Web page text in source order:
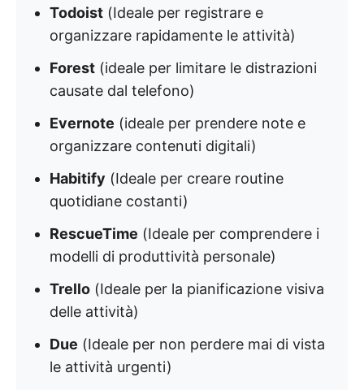
Todoist (Ideale per registrare e
organizzare rapidamente le attività)
Forest (ideale per limitare le distrazioni
causate dal telefono)
Evernote (ideale per prendere note e
organizzare contenuti digitali)
Habitify (Ideale per creare routine
quotidiane costanti)
RescueTime (Ideale per comprendere i
modelli di produttività personale)
Trello (Ideale per la pianificazione visiva
delle attività)
Due (Ideale per non perdere mai di vista
le attività urgenti)